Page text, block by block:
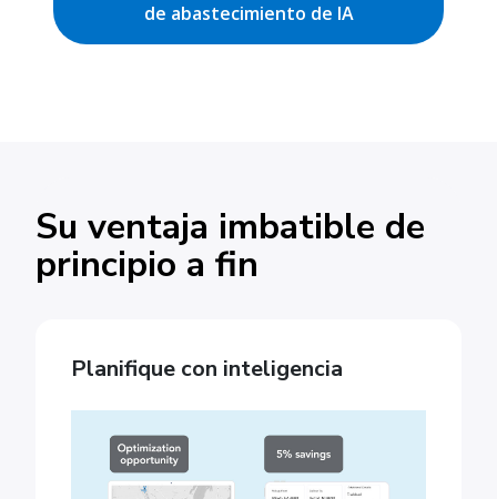
de abastecimiento de IA
Su ventaja imbatible de
principio a fin
Planifique con inteligencia